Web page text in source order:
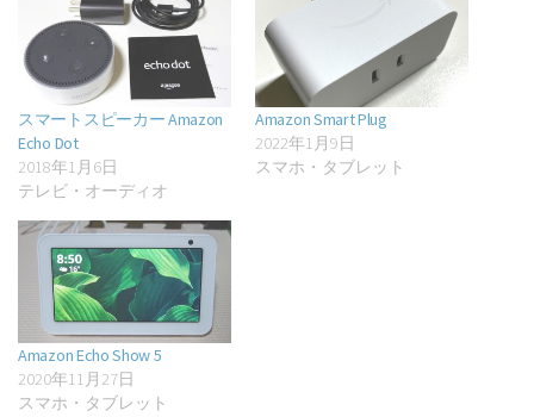
スマートスピーカー Amazon
Echo Dot
2018年1月6日
テレビ・オーディオ
Amazon Smart Plug
2022年1月9日
スマホ・タブレット
Amazon Echo Show 5
2020年11月27日
スマホ・タブレット